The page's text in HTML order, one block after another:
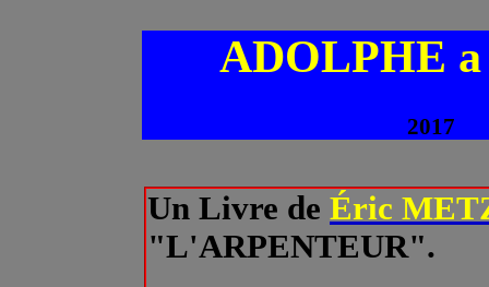
ADOLPHE
2017
Un Livre de Éric
"L'ARPENTEUR".